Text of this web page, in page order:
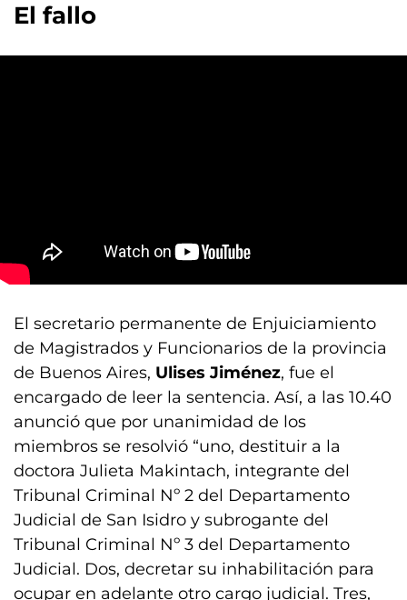
El fallo
El secretario permanente de Enjuiciamiento
de Magistrados y Funcionarios de la provincia
de Buenos Aires, Ulises Jiménez, fue el
encargado de leer la sentencia. Así, a las 10.40
anunció que por unanimidad de los
miembros se resolvió “uno, destituir a la
doctora Julieta Makintach, integrante del
Tribunal Criminal Nº 2 del Departamento
Judicial de San Isidro y subrogante del
Tribunal Criminal Nº 3 del Departamento
Judicial. Dos, decretar su inhabilitación para
ocupar en adelante otro cargo judicial. Tres,